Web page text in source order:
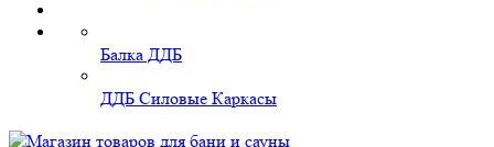
Балка ДДБ
ДДБ Силовые Каркасы